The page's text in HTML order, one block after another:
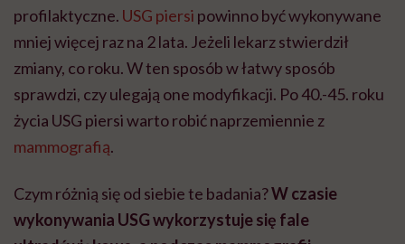
profilaktyczne. USG piersi powinno być wykonywane
mniej więcej raz na 2 lata. Jeżeli lekarz stwierdził
zmiany, co roku. W ten sposób w łatwy sposób
sprawdzi, czy ulegają one modyfikacji. Po 40.-45. roku
życia USG piersi warto robić naprzemiennie z
mammografią.
Czym różnią się od siebie te badania?W czasie
wykonywania USG wykorzystuje się fale